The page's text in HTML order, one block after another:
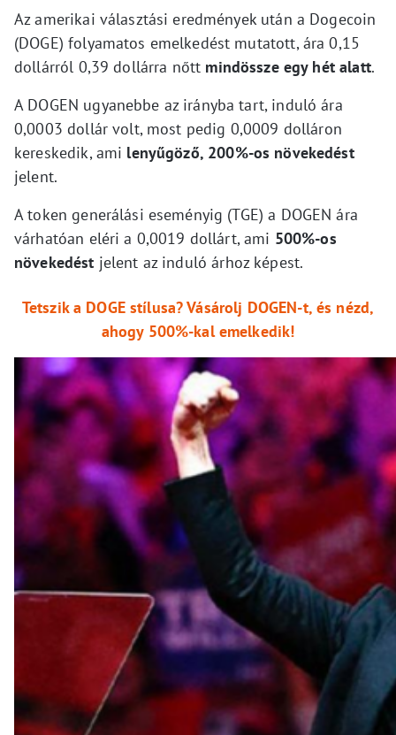
Az amerikai választási eredmények után a Dogecoin
(DOGE) folyamatos emelkedést mutatott, ára 0,15
dollárról 0,39 dollárra nőtt mindössze egy hét alatt.
A DOGEN ugyanebbe az irányba tart, induló ára
0,0003 dollár volt, most pedig 0,0009 dolláron
kereskedik, ami lenyűgöző, 200%-os növekedést
jelent.
A token generálási eseményig (TGE) a DOGEN ára
várhatóan eléri a 0,0019 dollárt, ami 500%-os
növekedést jelent az induló árhoz képest.
Tetszik a DOGE stílusa? Vásárolj DOGEN-t, és nézd,
ahogy 500%-kal emelkedik!